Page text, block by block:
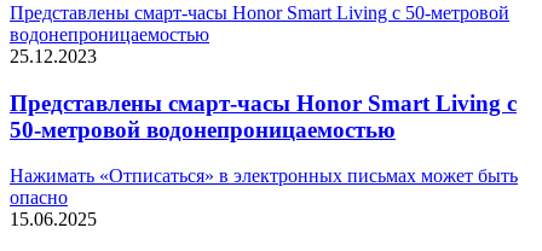
Представлены смарт-часы Honor Smart Living с 50-метровой
водонепроницаемостью
25.12.2023
Представлены смарт-часы Honor Smart Living с
50-метровой водонепроницаемостью
Нажимать «Отписаться» в электронных письмах может быть
опасно
15.06.2025